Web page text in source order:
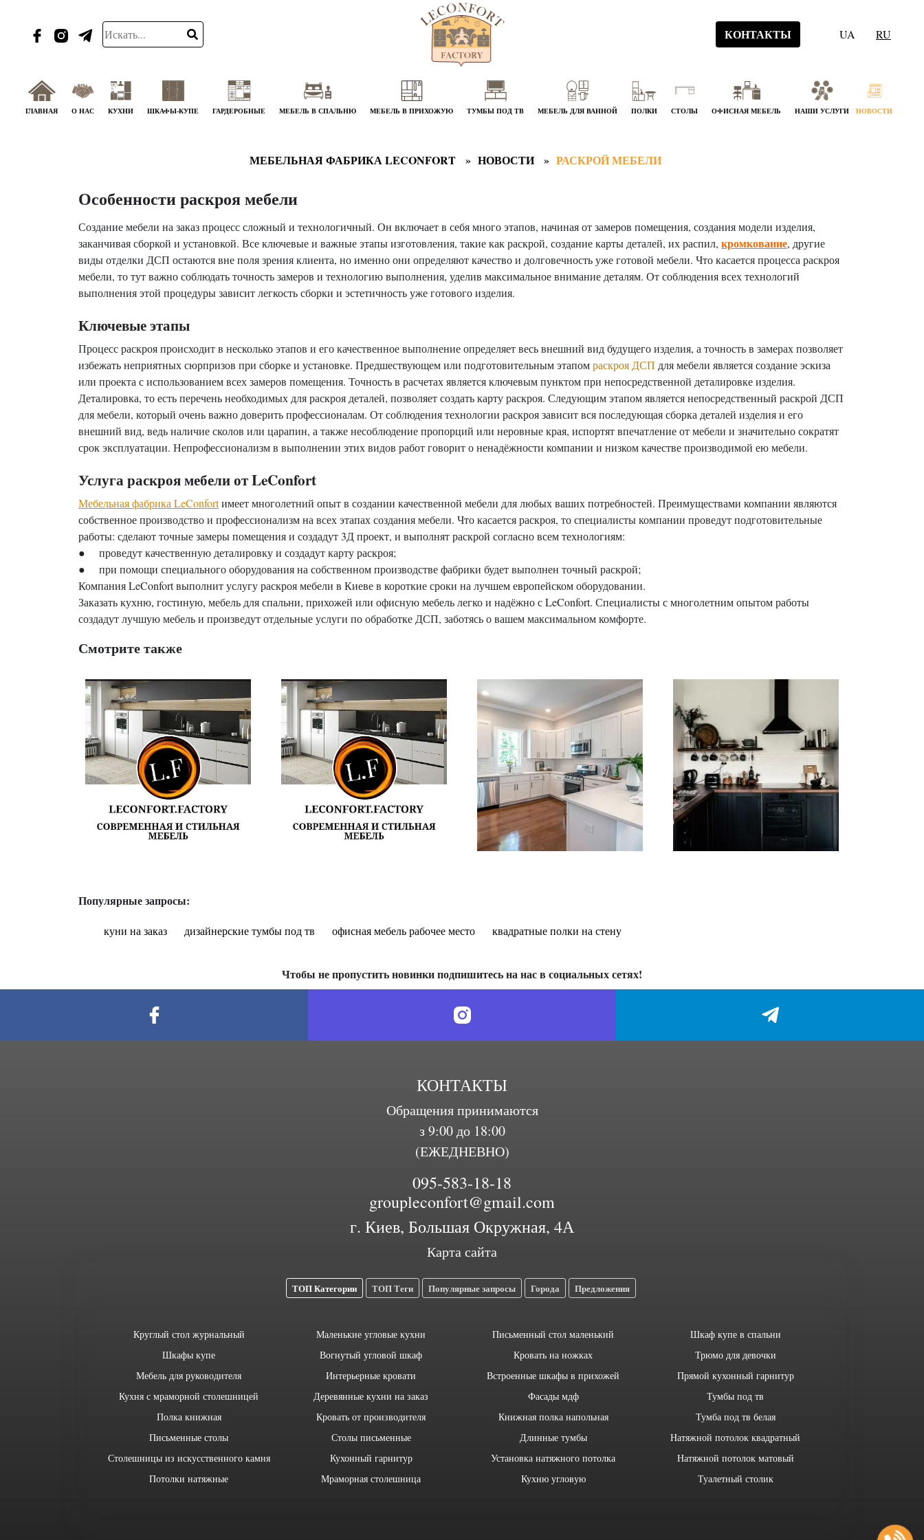
КОНТАКТЫ UA RU
ГЛАВНАЯ О НАС КУХНИ ШКАФЫ-КУПЕ ГАРДЕРОБНЫЕ МЕБЕЛЬ В СПАЛЬНЮ МЕБЕЛЬ В ПРИХОЖУЮ ТУМБЫ ПОД ТВ МЕБЕЛЬ ДЛЯ ВАННОЙ ПОЛКИ СТОЛЫ ОФИСНАЯ МЕБЕЛЬ НАШИ УСЛУГИ НОВОСТИ
МЕБЕЛЬНАЯ ФАБРИКА LECONFORT НОВОСТИ РАСКРОЙ МЕБЕЛИ
Особенности раскроя мебели
Создание мебели на заказ процесс сложный и технологичный. Он включает в себя много этапов, начиная от замеров помещения, создания модели изделия,
заканчивая сборкой и установкой. Все ключевые и важные этапы изготовления, такие как раскрой, создание карты деталей, их распил, кромкование, другие
виды отделки ДСП остаются вне поля зрения клиента, но именно они определяют качество и долговечность уже готовой мебели. Что касается процесса раскроя
мебели, то тут важно соблюдать точность замеров и технологию выполнения, уделив максимальное внимание деталям. От соблюдения всех технологий
выполнения этой процедуры зависит легкость сборки и эстетичность уже готового изделия.
Ключевые этапы
Процесс раскроя происходит в несколько этапов и его качественное выполнение определяет весь внешний вид будущего изделия, а точность в замерах позволяет
избежать неприятных сюрпризов при сборке и установке. Предшествующем или подготовительным этапомраскроя ДСП для мебели является создание эскиза
или проекта с использованием всех замеров помещения. Точность в расчетах является ключевым пунктом при непосредственной деталировке изделия.
Деталировка, то есть перечень необходимых для раскроя деталей, позволяет создать карту раскроя. Следующим этапом является непосредственный раскрой ДСП
для мебели, который очень важно доверить профессионалам. От соблюдения технологии раскроя зависит вся последующая сборка деталей изделия и его
внешний вид, ведь наличие сколов или царапин, а также несоблюдение пропорций или неровные края, испортят впечатление от мебели и значительно сократят
срок эксплуатации. Непрофессионализм в выполнении этих видов работ говорит о ненадёжности компании и низком качестве производимой ею мебели.
Услуга раскроя мебели от LeConfort
Мебельная фабрика LeConfortимеет многолетний опыт в создании качественной мебели для любых ваших потребностей. Преимуществами компании являются
собственное производство и профессионализм на всех этапах создания мебели. Что касается раскроя, то специалисты компании проведут подготовительные
работы: сделают точные замеры помещения и создадут 3Д проект, и выполнят раскрой согласно всем технологиям:
● проведут качественную деталировку и создадут карту раскроя;
● при помощи специального оборудования на собственном производстве фабрики будет выполнен точный раскрой;
Компания LeConfort выполнит услугу раскроя мебели в Киеве в короткие сроки на лучшем европейском оборудовании.
Заказать кухню, гостиную, мебель для спальни, прихожей или офисную мебель легко и надёжно с LeConfort. Специалисты с многолетним опытом работы
создадут лучшую мебель и произведут отдельные услуги по обработке ДСП, заботясь о вашем максимальном комфорте.
Смотрите также
Популярные запросы:
куни на заказ дизайнерские тумбы под тв офисная мебель рабочее место квадратные полки на стену
Чтобы не пропустить новинки подпишитесь на нас в социальных сетях!
КОНТАКТЫ
Обращения принимаются
з 9:00 до 18:00
(ЕЖЕДНЕВНО)
095-583-18-18
groupleconfort@gmail.com
г. Киев, Большая Окружная, 4А
Карта сайта
ТОП Категории ТОП Теги Популярные запросы Города Предложения
Круглый стол журнальный
Шкафы купе
Мебель для руководителя
Кухня с мраморной столешницей
Полка книжная
Письменные столы
Столешницы из искусственного камня
Потолки натяжные
Маленькие угловые кухни
Вогнутый угловой шкаф
Интерьерные кровати
Деревянные кухни на заказ
Кровать от производителя
Столы письменные
Кухонный гарнитур
Мраморная столешница
Письменный стол маленький
Кровать на ножках
Встроенные шкафы в прихожей
Фасады мдф
Книжная полка напольная
Длинные тумбы
Установка натяжного потолка
Кухню угловую
Шкаф купе в спальни
Трюмо для девочки
Прямой кухонный гарнитур
Тумбы под тв
Тумба под тв белая
Натяжной потолок квадратный
Натяжной потолок матовый
Туалетный столик